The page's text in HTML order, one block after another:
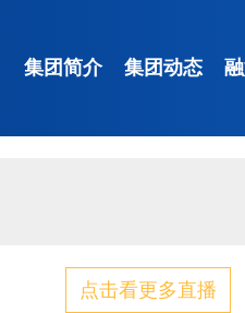
集团简介 集团动态
点击看更多直播